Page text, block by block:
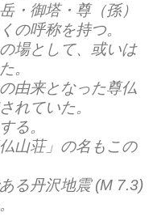
・御塔・尊（孫）
の呼称を持つ。
場として、或いは
。
由来となった尊仏
れていた。
る。
山荘」の名もこの
る丹沢地震 (M 7.3)